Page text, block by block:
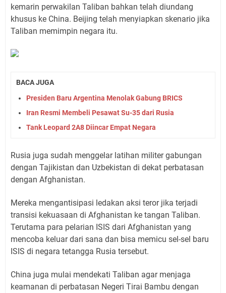
kemarin perwakilan Taliban bahkan telah diundang
khusus ke China. Beijing telah menyiapkan skenario jika
Taliban memimpin negara itu.
BACA JUGA
Presiden Baru Argentina Menolak Gabung BRICS
Iran Resmi Membeli Pesawat Su-35 dari Rusia
Tank Leopard 2A8 Diincar Empat Negara
Rusia juga sudah menggelar latihan militer gabungan
dengan Tajikistan dan Uzbekistan di dekat perbatasan
dengan Afghanistan.
Mereka mengantisipasi ledakan aksi teror jika terjadi
transisi kekuasaan di Afghanistan ke tangan Taliban.
Terutama para pelarian ISIS dari Afghanistan yang
mencoba keluar dari sana dan bisa memicu sel-sel baru
ISIS di negara tetangga Rusia tersebut.
China juga mulai mendekati Taliban agar menjaga
keamanan di perbatasan Negeri Tirai Bambu dengan